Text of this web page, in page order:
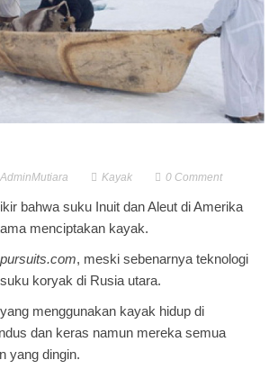
AdminMutiara Kayak 0 Comment
bahwa suku Inuit dan Aleut di Amerika
menciptakan kayak.
, meski sebenarnya teknologi
koryak di Rusia utara.
menggunakan kayak hidup di
dan keras namun mereka semua
yang dingin.